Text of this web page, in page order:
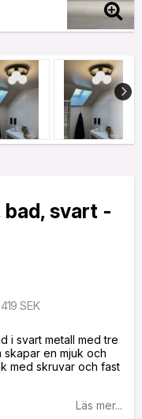
bad, svart -
419 SEK
i svart metall med tre
skapar en mjuk och
med skruvar och fast
Läs mer...